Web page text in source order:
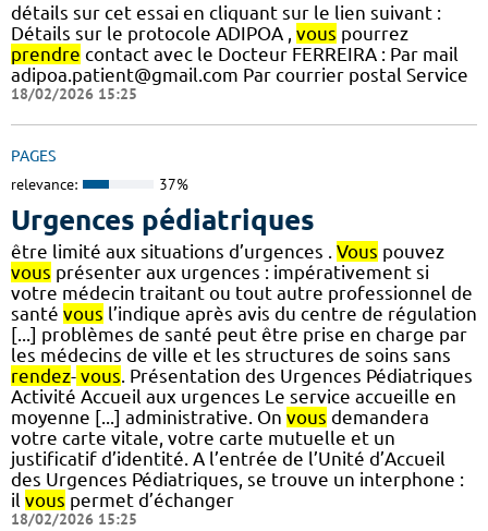
détails sur cet essai en cliquant sur le lien suivant :
Détails sur le protocole ADIPOA , vous pourrez
prendre contact avec le Docteur FERREIRA : Par mail
adipoa.patient@gmail.com Par courrier postal Service
18/02/2026 15:25
PAGES
relevance: 37%
Urgences pédiatriques
être limité aux situations d’urgences . Vous pouvez
vous présenter aux urgences : impérativement si
votre médecin traitant ou tout autre professionnel de
santé vous l’indique après avis du centre de régulation
[...] problèmes de santé peut être prise en charge par
les médecins de ville et les structures de soins sans
rendez- vous. Présentation des Urgences Pédiatriques
Activité Accueil aux urgences Le service accueille en
moyenne [...] administrative. On vous demandera
votre carte vitale, votre carte mutuelle et un
justificatif d’identité. A l’entrée de l’Unité d’Accueil
des Urgences Pédiatriques, se trouve un interphone :
il vous permet d’échanger
18/02/2026 15:25